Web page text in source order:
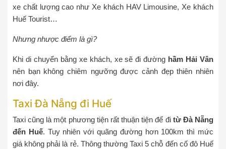
xe chất lượng cao như Xe khách HAV Limousine, Xe khách
Huế Tourist…
Nhưng nhược điểm là gì?
Khi di chuyển bằng xe khách, xe sẽ đi đường hầm Hải Vân
nên bạn không chiêm ngưỡng được cảnh đẹp thiên nhiên
nơi đây.
Taxi Đà Nẵng đi Huế
Taxi cũng là một phương tiện rất thuận tiện để đi từ Đà Nẵng
đến Huế. Tuy nhiên với quãng đường hơn 100km thì mức
giá không phải là rẻ. Thông thường Taxi 5 chỗ đến cố đô Huế